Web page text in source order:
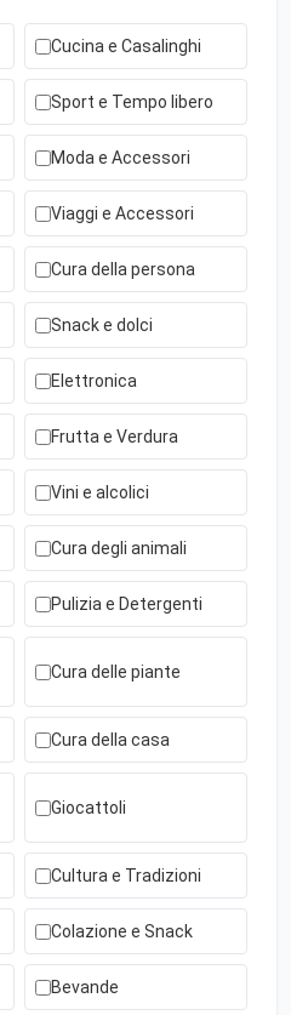
Cucina e Casalinghi
Sport e Tempo libero
Moda e Accessori
Viaggi e Accessori
Cura della persona
Snack e dolci
Elettronica
Frutta e Verdura
Vini e alcolici
Cura degli animali
Pulizia e Detergenti
Cura delle piante
Cura della casa
Giocattoli
Cultura e Tradizioni
Colazione e Snack
Bevande